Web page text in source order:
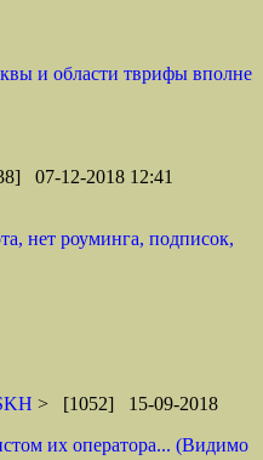
и области тврифы вполне
07-12-2018 12:41
нет роуминга, подписок,
> [1052] 15-09-2018
их оператора... (Видимо